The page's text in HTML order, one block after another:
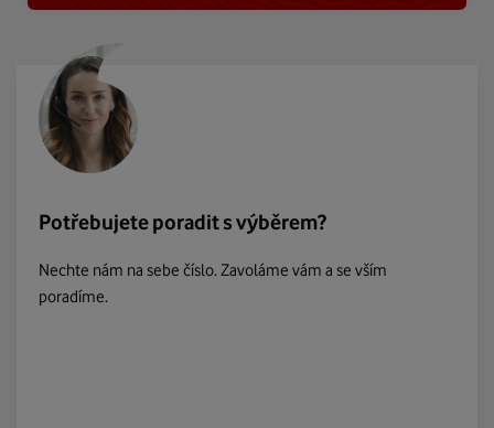
Potřebujete poradit s výběrem?
Nechte nám na sebe číslo. Zavoláme vám a se vším
poradíme.